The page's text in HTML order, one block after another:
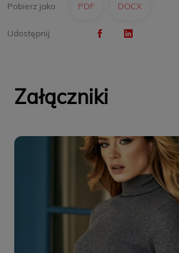
Pobierz jako PDF DOCX
Udostępnij
Załączniki